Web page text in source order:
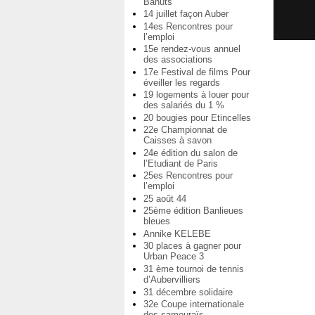
14 juillet façon Auber
14es Rencontres pour
l’emploi
15e rendez-vous annuel
des associations
17e Festival de films Pour
éveiller les regards
19 logements à louer pour
des salariés du 1 %
20 bougies pour Etincelles
22e Championnat de
Caisses à savon
24e édition du salon de
l’Etudiant de Paris
25es Rencontres pour
l’emploi
25 août 44
25ème édition Banlieues
bleues
Annike KELEBE
30 places à gagner pour
Urban Peace 3
31 ème tournoi de tennis
d’Aubervilliers
31 décembre solidaire
32e Coupe internationale